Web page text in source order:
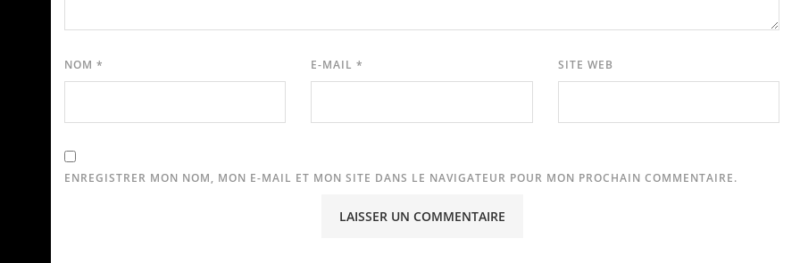
NOM * E-MAIL* SITE WEB
ENREGISTRER MON NOM, MON E-MAIL ET MON SITE DANS LE NAVIGATEUR POUR MON PROCHAIN COMMENTAIRE.